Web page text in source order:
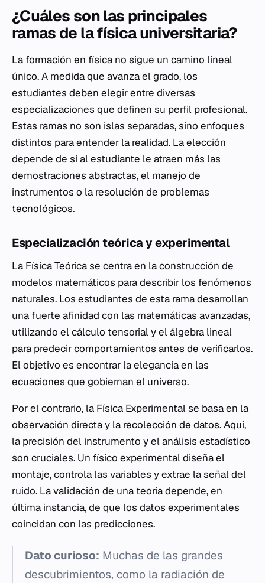
¿Cuáles son las principales
ramas de la física universitaria?
La formación en física no sigue un camino lineal
único. A medida que avanza el grado, los
estudiantes deben elegir entre diversas
especializaciones que definen su perfil profesional.
Estas ramas no son islas separadas, sino enfoques
distintos para entender la realidad. La elección
depende de si al estudiante le atraen más las
demostraciones abstractas, el manejo de
instrumentos o la resolución de problemas
tecnológicos.
Especialización teórica y experimental
La Física Teórica se centra en la construcción de
modelos matemáticos para describir los fenómenos
naturales. Los estudiantes de esta rama desarrollan
una fuerte afinidad con las matemáticas avanzadas,
utilizando el cálculo tensorial y el álgebra lineal
para predecir comportamientos antes de verificarlos.
El objetivo es encontrar la elegancia en las
ecuaciones que gobiernan el universo.
Por el contrario, la Física Experimental se basa en la
observación directa y la recolección de datos. Aquí,
la precisión del instrumento y el análisis estadístico
son cruciales. Un físico experimental diseña el
montaje, controla las variables y extrae la señal del
ruido. La validación de una teoría depende, en
última instancia, de que los datos experimentales
coincidan con las predicciones.
Dato curioso: Muchas de las grandes
descubrimientos, como la radiación de